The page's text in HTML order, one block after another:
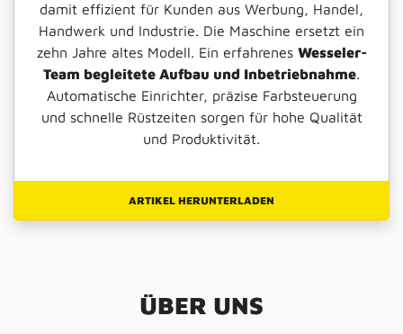
damit effizient für Kunden aus Werbung, Handel,
Handwerk und Industrie. Die Maschine ersetzt ein
zehn Jahre altes Modell. Ein erfahrenes Wesseler-
Team begleitete Aufbau und Inbetriebnahme.
Automatische Einrichter, präzise Farbsteuerung
und schnelle Rüstzeiten sorgen für hohe Qualität
und Produktivität.
ARTIKEL HERUNTERLADEN
ÜBER UNS